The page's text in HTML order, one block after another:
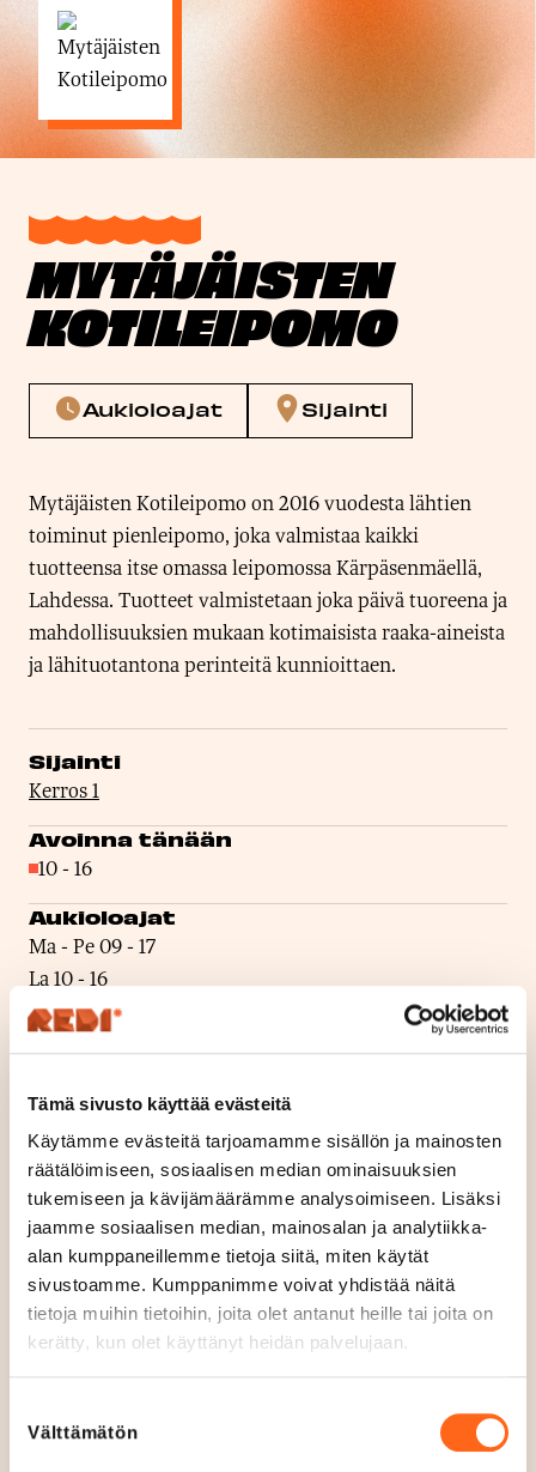
Tämä sivusto käyttää evästeitä
Käytämme evästeitä tarjoamamme sisällön ja mainosten
räätälöimiseen, sosiaalisen median ominaisuuksien
tukemiseen ja kävijämäärämme analysoimiseen. Lisäksi
jaamme sosiaalisen median, mainosalan ja analytiikka-
alan kumppaneillemme tietoja siitä, miten käytät
sivustoamme. Kumppanimme voivat yhdistää näitä
tietoja muihin tietoihin, joita olet antanut heille tai joita on
kerätty, kun olet käyttänyt heidän palvelujaan.
valinta
Välttämätön
MYTÄJÄISTEN
KOTILEIPOMO
Aukioloajat Sijainti
Mytäjäisten Kotileipomo on 2016 vuodesta lähtien
toiminut pienleipomo, joka valmistaa kaikki
tuotteensa itse omassa leipomossa Kärpäsenmäellä,
Lahdessa. Tuotteet valmistetaan joka päivä tuoreena ja
mahdollisuuksien mukaan kotimaisista raaka-aineista
ja lähituotantona perinteitä kunnioittaen.
Sijainti
Kerros 1
Avoinna tänään
S
u
l
j
e
t
u
10- 16
Aukioloajat
Ma - Pe09-17
La10-16
SuSuljettu
Verkkosivut
Puhelin
+358451105255
Sosiaalinen media
31.10.2026
18